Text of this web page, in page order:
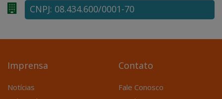
CNPJ: 08.434.600/0001-70
Imprensa
Notícias
Contato
Fale Conosco